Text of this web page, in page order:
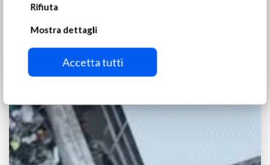
Rifiuta
Mostra dettagli
Accetta tutti